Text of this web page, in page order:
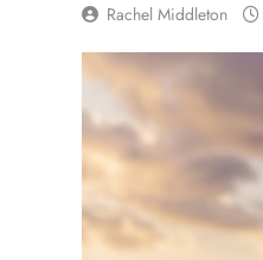
Rachel Middleton